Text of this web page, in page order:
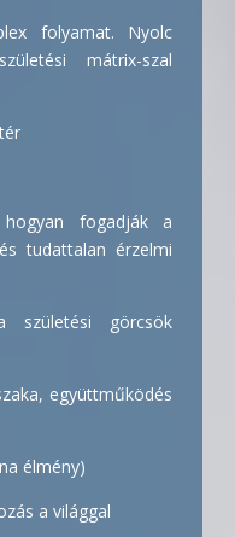
folyamat. Nyolc
mátrix-szal
fogadják a
tudattalan érzelmi
görcsök
együttműködés
élmény)
a világgal